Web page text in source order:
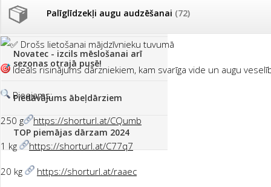
Palīglīdzekļi augu audzēšanai (72)
Klientu Diena
Novatec - izcils mēslošanai arī
sezonas otrajā pusē!
Piedāvājums ābeļdārziem
TOP piemājas dārzam 2024
Nav redzamas beigtu gliemežu pēdas
Drošs lietošanai mājdzīvnieku tuvumā
Ideāls risinājums dārzniekiem, kam svarīga vide un augu
Pieejams:
250 g https://shorturl.at/CQumb
1 kg https://shorturl.at/C77q7
20 kg https://shorturl.at/raaec